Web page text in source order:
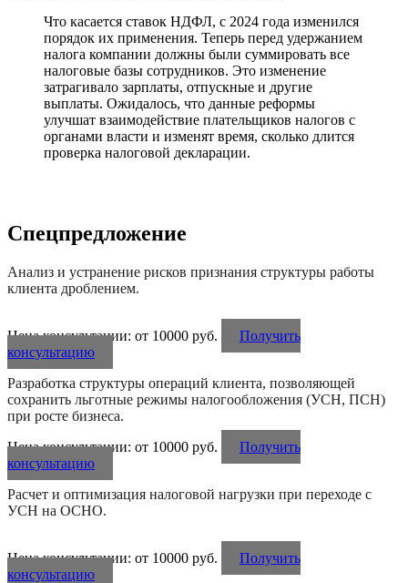
Что касается ставок НДФЛ, с 2024 года изменился
порядок их применения. Теперь перед удержанием
налога компании должны были суммировать все
налоговые базы сотрудников. Это изменение
затрагивало зарплаты, отпускные и другие
выплаты. Ожидалось, что данные реформы
улучшат взаимодействие плательщиков налогов с
органами власти и изменят время, сколько длится
проверка налоговой декларации.
Спецпредложение
Анализ и устранение рисков признания структуры работы
клиента дроблением.
Цена консультации: от 10000 руб.
Получить
консультацию
Разработка структуры операций клиента, позволяющей
сохранить льготные режимы налогообложения (УСН, ПСН)
при росте бизнеса.
Цена консультации: от 10000 руб.
Получить
консультацию
Расчет и оптимизация налоговой нагрузки при переходе с
УСН на ОСНО.
Цена консультации: от 10000 руб.
Получить
консультацию